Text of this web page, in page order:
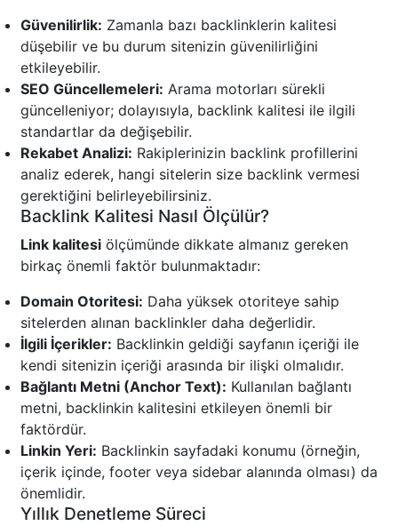
Güvenilirlik: Zamanla bazı backlinklerin kalitesi
düşebilir ve bu durum sitenizin güvenilirliğini
etkileyebilir.
SEO Güncellemeleri: Arama motorları sürekli
güncelleniyor; dolayısıyla, backlink kalitesi ile ilgili
standartlar da değişebilir.
Rekabet Analizi: Rakiplerinizin backlink profillerini
analiz ederek, hangi sitelerin size backlink vermesi
gerektiğini belirleyebilirsiniz.
Backlink Kalitesi Nasıl Ölçülür?
Link kalitesi ölçümünde dikkate almanız gereken
birkaç önemli faktör bulunmaktadır:
Domain Otoritesi: Daha yüksek otoriteye sahip
sitelerden alınan backlinkler daha değerlidir.
İlgili İçerikler: Backlinkin geldiği sayfanın içeriği ile
kendi sitenizin içeriği arasında bir ilişki olmalıdır.
Bağlantı Metni (Anchor Text): Kullanılan bağlantı
metni, backlinkin kalitesini etkileyen önemli bir
faktördür.
Linkin Yeri: Backlinkin sayfadaki konumu (örneğin,
içerik içinde, footer veya sidebar alanında olması) da
önemlidir.
Yıllık Denetleme Süreci